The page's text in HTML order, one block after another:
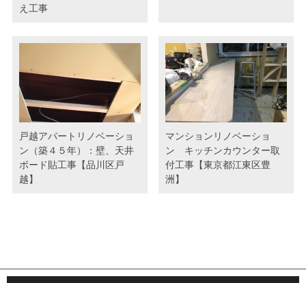
え工事
戸越アパートリノベーショ
ン（築４５年）：壁、天井
ボード貼工事【品川区戸
越】
マンションリノベーショ
ン キッチンカウンター取
付工事【東京都江東区豊
洲】